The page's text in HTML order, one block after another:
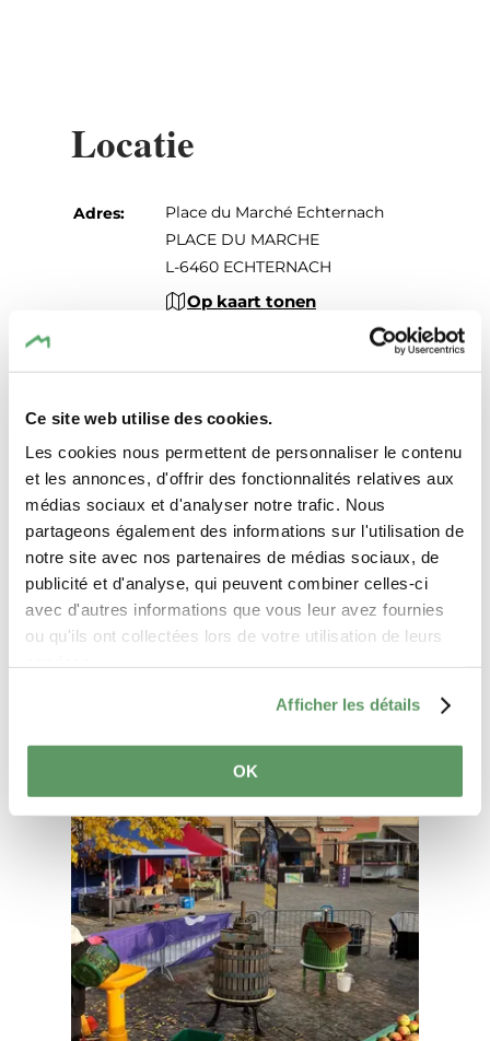
Ce site web utilise des cookies.
Les cookies nous permettent de personnaliser le contenu
et les annonces, d'offrir des fonctionnalités relatives aux
médias sociaux et d'analyser notre trafic. Nous
partageons également des informations sur l'utilisation de
notre site avec nos partenaires de médias sociaux, de
publicité et d'analyse, qui peuvent combiner celles-ci
avec d'autres informations que vous leur avez fournies
ou qu'ils ont collectées lors de votre utilisation de leurs
Afficher les détails
OK
Locatie
Adres:
Place du Marché Echternach
PLACE DU MARCHE
L-6460 ECHTERNACH
Op kaart tonen
Plan reis